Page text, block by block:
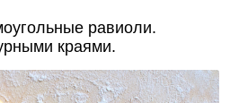
равиоли.
краями.